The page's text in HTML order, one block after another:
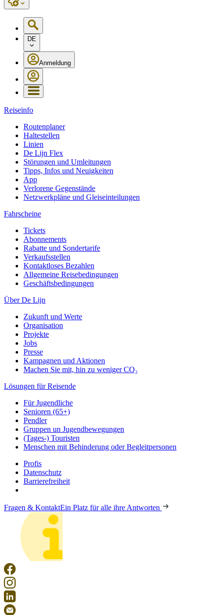
DE
Anmeldung
Reiseinfo
Routenplaner
Haltestellen
Linien
De Lijn Flex
Störungen und Umleitungen
Tipps, Infos und Neuigkeiten
App
Verlorene Gegenstände
Netzwerkpläne und Gleiseinteilungen
Fahrscheine
Tickets
Abonnements
Rabatte und Sondertarife
Verkaufsstellen
Kontaktloses Bezahlen
Allgemeine Reisebedingungen
Geschäftsbedingungen
Über De Lijn
Zukunft und Werte
Organisation
Projekte
Jobs
Presse
Kampagnen und Aktionen
Machen Sie mit, hin zu weniger CO₂
Lösungen für Reisende
Für Jugendliche
Senioren (65+)
Pendler
Gruppen un Jugendbewegungen
(Tages-) Touristen
Menschen mit Behinderung oder Begleitpersonen
Profis
Datenschutz
Barrierefreiheit
Fragen & KontaktEin Platz für alle ihre Antworten